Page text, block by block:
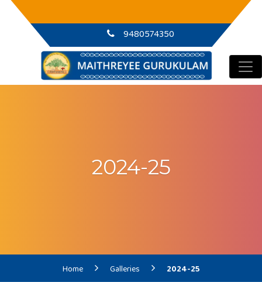
Main Navigation
9480574350
2024-25
Home Galleries 2024-25